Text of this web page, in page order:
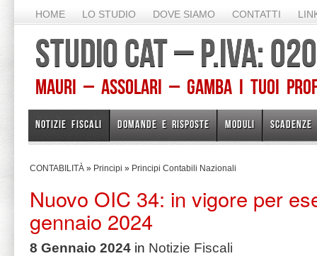
HOME LO STUDIO DOVE SIAMO CONTATTI
STUDIO CAT – P.IVA:
Mauri – Assolari – Gamba I TUOI
NOTIZIE FISCALI DOMANDE E RISPOSTE MODULI SCADENZE
CONTABILITÀ » Principi » Principi Contabili Nazionali
Nuovo OIC 34: in vigore per
gennaio 2024
8 Gennaio 2024 in Notizie Fiscali